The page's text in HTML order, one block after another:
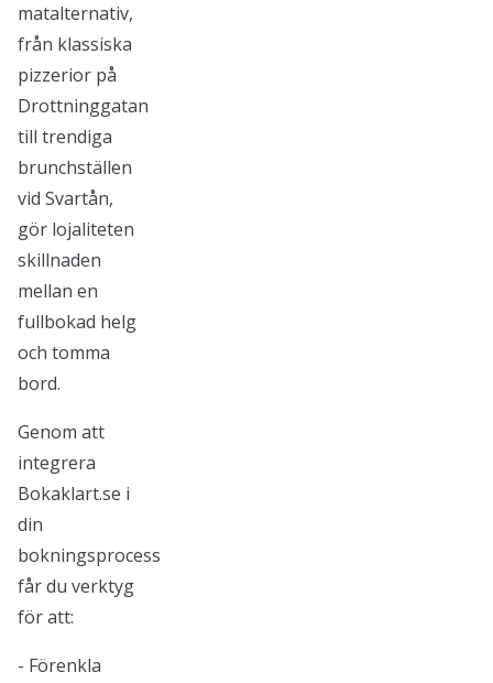
matalternativ,
från klassiska
pizzerior på
Drottninggatan
till trendiga
brunchställen
vid Svartån,
gör lojaliteten
skillnaden
mellan en
fullbokad helg
och tomma
bord.
Genom att
integrera
Bokaklart.se i
din
bokningsprocess
får du verktyg
för att:
- Förenkla